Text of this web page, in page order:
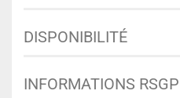
DISPONIBILITÉ
INFORMATIONS RSGP